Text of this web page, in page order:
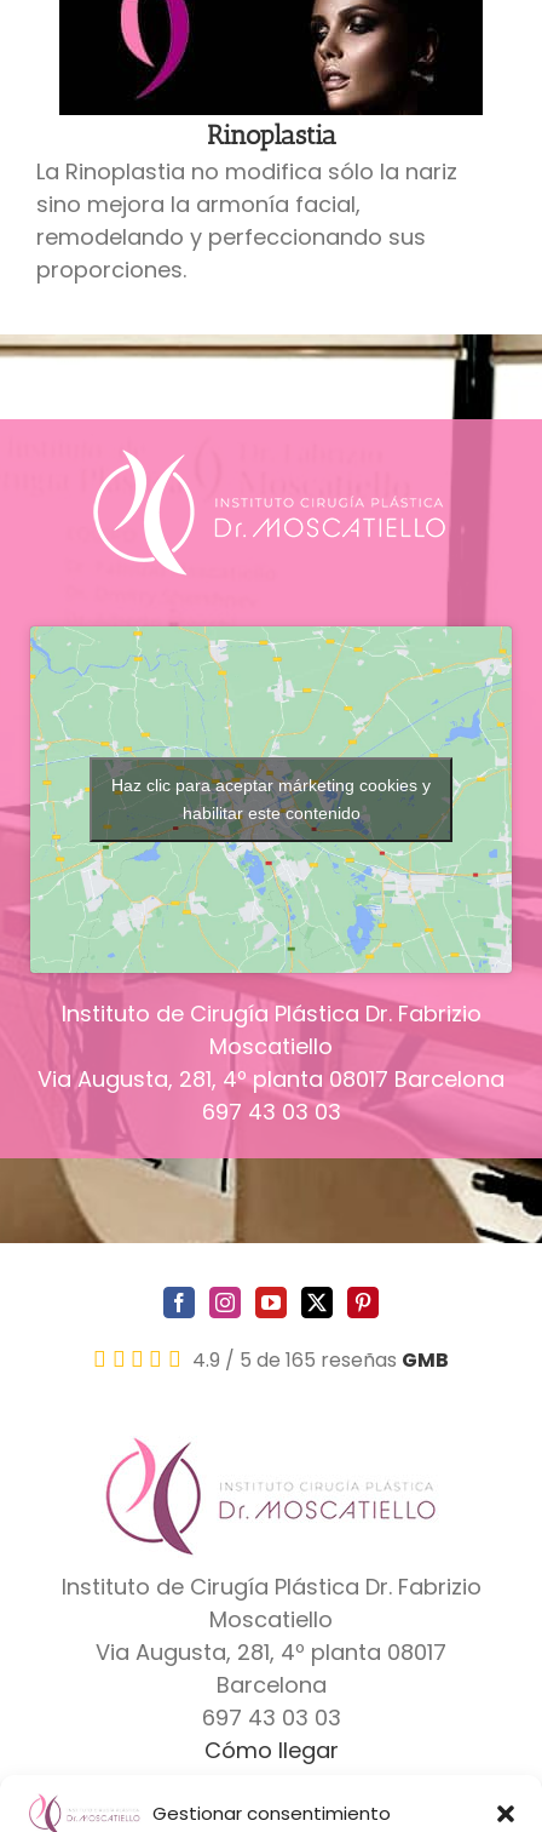
Gestionar consentimiento
Rinoplastia
La Rinoplastia no modifica sólo la nariz
sino mejora la armonía facial,
remodelando y perfeccionando sus
proporciones.
Haz clic para aceptar márketing cookies y
habilitar este contenido
Instituto de Cirugía Plástica Dr. Fabrizio
Moscatiello
Via Augusta, 281, 4º planta 08017 Barcelona
697 43 03 03
4.9 / 5 de 165 reseñas GMB
Instituto de Cirugía Plástica Dr. Fabrizio
Moscatiello
Via Augusta, 281, 4º planta 08017
Barcelona
697 43 03 03
Cómo llegar